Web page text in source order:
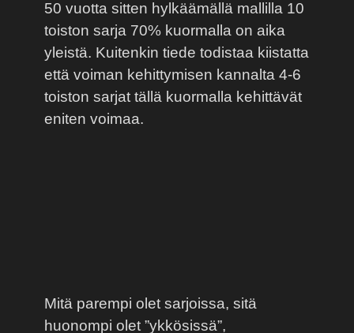
50 vuotta sitten hylkäämällä mallilla 10
toiston sarja 70% kuormalla on aika
yleistä. Kuitenkin tiede todistaa kiistatta
että voiman kehittymisen kannalta 4-6
toiston sarjat tällä kuormalla kehittävät
eniten voimaa.
Mitä parempi olet sarjoissa, sitä
huonompi olet ”ykkösissä”,